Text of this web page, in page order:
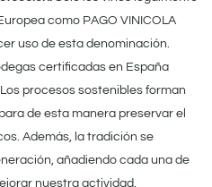
como PAGO VINICOLA
uso de esta denominación.
certificadas en España
Los procesos sostenibles forman
de esta manera preservar el
Además, la tradición se
añadiendo cada una de
nuestra actividad.